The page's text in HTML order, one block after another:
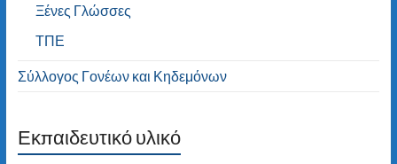
Ξένες Γλώσσες
ΤΠΕ
Σύλλογος Γονέων και Κηδεμόνων
Εκπαιδευτικό υλικό